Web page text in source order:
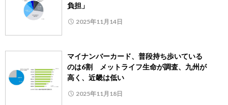
負担」
2025年11月14日
マイナンバーカード、普段持ち歩いている
のは6割 メットライフ生命が調査、九州が
高く、近畿は低い
2025年11月18日